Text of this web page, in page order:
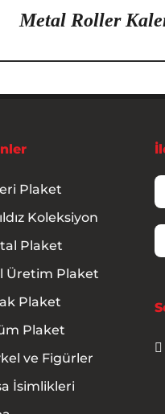
Metal Roller
Plaket
Koleksiyon
Plaket
Üretim Plaket
Plaket
Plaket
ve Figürler
İsimlikleri